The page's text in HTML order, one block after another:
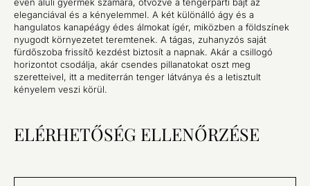
eleganciával és a kényelemmel. A két különálló ágy és a
hangulatos kanapéágy édes álmokat ígér, miközben a földszínek
nyugodt környezetet teremtenek. A tágas, zuhanyzós saját
fürdőszoba frissítő kezdést biztosít a napnak. Akár a csillogó
horizontot csodálja, akár csendes pillanatokat oszt meg
szeretteivel, itt a mediterrán tenger látványa és a letisztult
kényelem veszi körül.
ELÉRHETŐSÉG ELLENŐRZÉSE